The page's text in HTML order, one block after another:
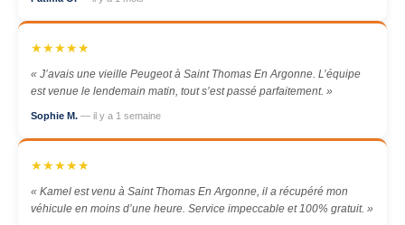
★★★★★
« J’avais une vieille Peugeot à Saint Thomas En Argonne. L’équipe
est venue le lendemain matin, tout s’est passé parfaitement. »
Sophie M. — il y a 1 semaine
★★★★★
« Kamel est venu à Saint Thomas En Argonne, il a récupéré mon
véhicule en moins d’une heure. Service impeccable et 100% gratuit. »